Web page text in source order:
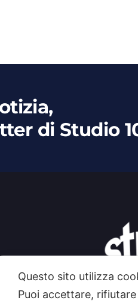
di Studio
Questo sito utilizza
Puoi accettare,